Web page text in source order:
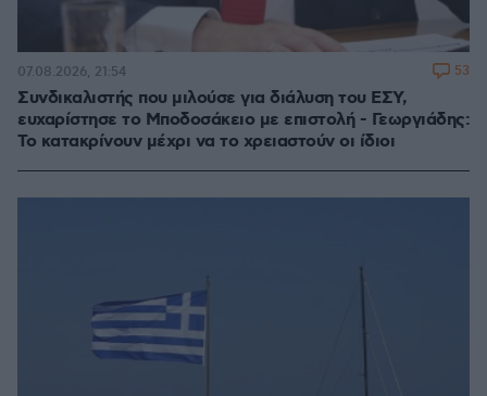
Συνδικαλιστής που μιλούσε για διάλυση του ΕΣΥ,
ευχαρίστησε το Μποδοσάκειο με επιστολή - Γεωργιάδης:
Το κατακρίνουν μέχρι να το χρειαστούν οι ίδιοι
07.08.2026, 21:54 53